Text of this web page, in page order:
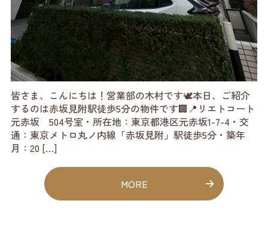
皆さま、こんにちは！営業部の木村です🕊️本日、ご紹介
するのは赤坂見附駅徒歩5分の物件です🏢📍リエトコート
元赤坂 504号室・所在地：東京都港区元赤坂1-7-4・交
通：東京メトロ丸ノ内線「赤坂見附」駅徒歩5分・築年
月：20 […]
MORE